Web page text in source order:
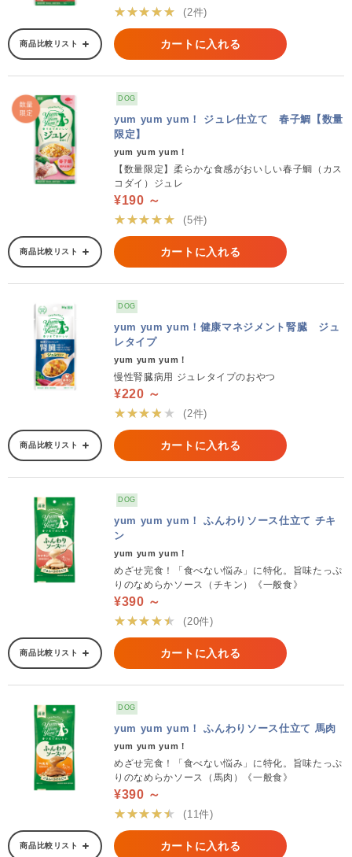
★★★★★
(2件)
商品比較リスト カートに入れる
DOG
yum yum yum！ ジュレ仕立て 春子鯛【数量
限定】
yum yum yum！
【数量限定】柔らかな食感がおいしい春子鯛（カス
コダイ）ジュレ
¥190 ～
★★★★★
(5件)
商品比較リスト カートに入れる
DOG
yum yum yum！健康マネジメント腎臓 ジュ
レタイプ
yum yum yum！
慢性腎臓病用 ジュレタイプのおやつ
¥220 ～
★★★★★
(2件)
商品比較リスト カートに入れる
DOG
yum yum yum！ ふんわりソース仕立て チキ
ン
yum yum yum！
めざせ完食！「食べない悩み」に特化。旨味たっぷ
りのなめらかソース（チキン）《一般食》
¥390 ～
★★★★★
(20件)
商品比較リスト カートに入れる
DOG
yum yum yum！ ふんわりソース仕立て 馬肉
yum yum yum！
めざせ完食！「食べない悩み」に特化。旨味たっぷ
りのなめらかソース（馬肉）《一般食》
¥390 ～
★★★★★
(11件)
商品比較リスト カートに入れる